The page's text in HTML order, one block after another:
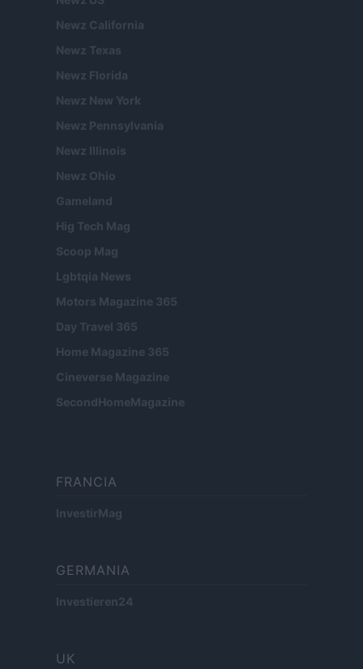
Newz California
Newz Texas
Newz Florida
Newz New York
Newz Pennsylvania
Newz Illinois
Newz Ohio
Gameland
Hig Tech Mag
Scoop Mag
Lgbtqia News
Motors Magazine 365
Day Travel 365
Home Magazine 365
Cineverse Magazine
SecondHomeMagazine
FRANCIA
InvestirMag
GERMANIA
Investieren24
UK